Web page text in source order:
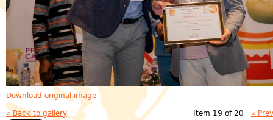
Download original image
« Back to gallery Item 19 of 20 «